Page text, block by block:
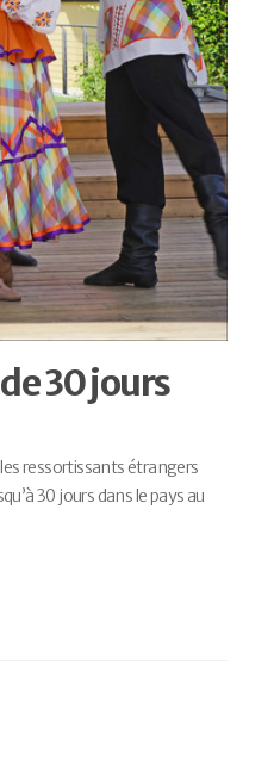
30 jours
ressortissants étrangers
30 jours dans le pays au